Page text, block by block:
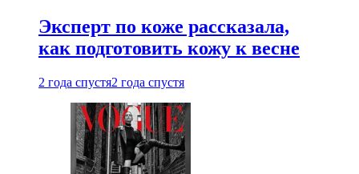
Эксперт по коже рассказала,
как подготовить кожу к весне
2 года спустя2 года спустя